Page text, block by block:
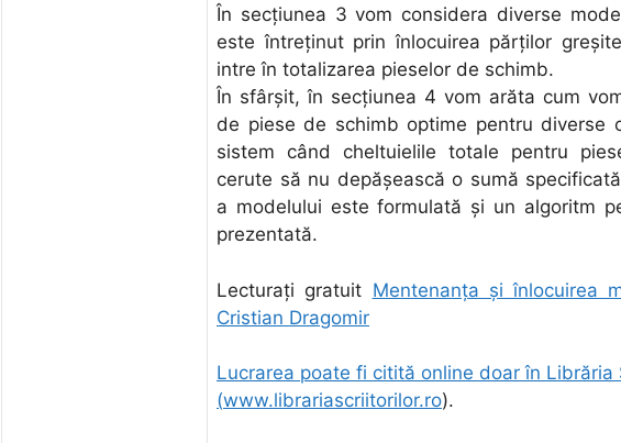
În secțiunea 3 vom considera diverse
este întreținut prin înlocuirea părților
intre în totalizarea pieselor de schimb.
În sfârșit, în secțiunea 4 vom arăta cum
de piese de schimb optime pentru diverse
sistem când cheltuielile totale pentru
cerute să nu depășească o sumă
a modelului este formulată și un algoritm
prezentată.
Lecturați gratuit Mentenanța și înlocuirea
Cristian Dragomir
Lucrarea poate fi citită online doar în Librăria
(www.librariascriitorilor.ro).